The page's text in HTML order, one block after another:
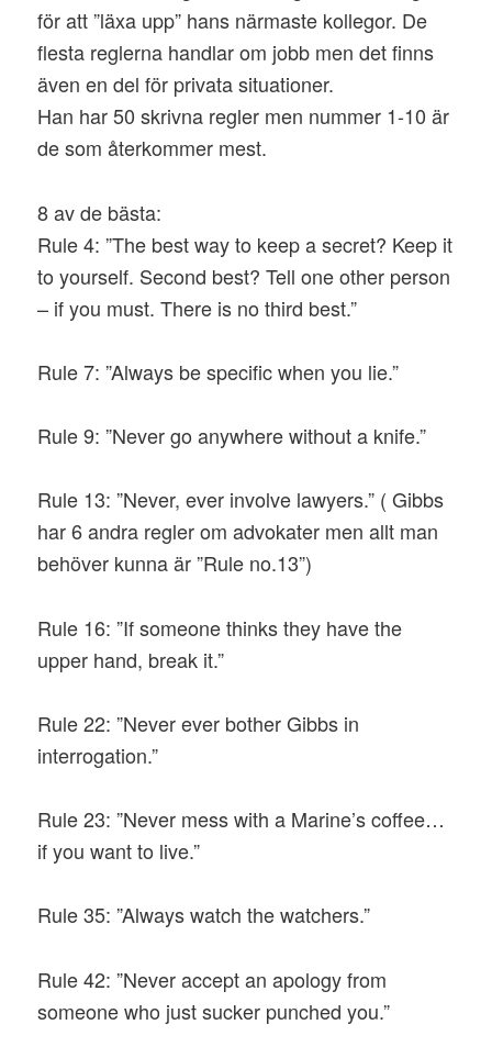
för att ”läxa upp” hans närmaste kollegor. De
flesta reglerna handlar om jobb men det finns
även en del för privata situationer.
Han har 50 skrivna regler men nummer 1-10 är
de som återkommer mest.
8 av de bästa:
Rule 4: ”The best way to keep a secret? Keep it
to yourself. Second best? Tell one other person
– if you must. There is no third best.”
Rule 7: ”Always be specific when you lie.”
Rule 9: ”Never go anywhere without a knife.”
Rule 13: ”Never, ever involve lawyers.” ( Gibbs
har 6 andra regler om advokater men allt man
behöver kunna är ”Rule no.13”)
Rule 16: ”If someone thinks they have the
upper hand, break it.”
Rule 22: ”Never ever bother Gibbs in
interrogation.”
Rule 23: ”Never mess with a Marine’s coffee…
if you want to live.”
Rule 35: ”Always watch the watchers.”
Rule 42: ”Never accept an apology from
someone who just sucker punched you.”